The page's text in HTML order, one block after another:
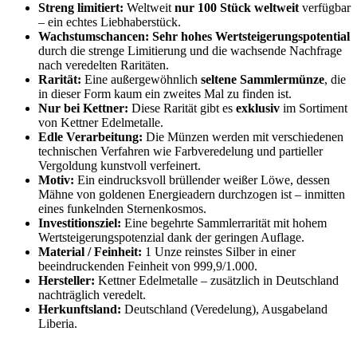
Streng limitiert: Weltweit nur 100 Stück weltweit verfügbar
– ein echtes Liebhaberstück.
Wachstumschancen: Sehr hohes Wertsteigerungspotential
durch die strenge Limitierung und die wachsende Nachfrage
nach veredelten Raritäten.
Rarität: Eine außergewöhnlich seltene Sammlermünze, die
in dieser Form kaum ein zweites Mal zu finden ist.
Nur bei Kettner: Diese Rarität gibt es exklusiv im Sortiment
von Kettner Edelmetalle.
Edle Verarbeitung: Die Münzen werden mit verschiedenen
technischen Verfahren wie Farbveredelung und partieller
Vergoldung kunstvoll verfeinert.
Motiv: Ein eindrucksvoll brüllender weißer Löwe, dessen
Mähne von goldenen Energieadern durchzogen ist – inmitten
eines funkelnden Sternenkosmos.
Investitionsziel: Eine begehrte Sammlerrarität mit hohem
Wertsteigerungspotenzial dank der geringen Auflage.
Material / Feinheit: 1 Unze reinstes Silber in einer
beeindruckenden Feinheit von 999,9/1.000.
Hersteller: Kettner Edelmetalle – zusätzlich in Deutschland
nachträglich veredelt.
Herkunftsland: Deutschland (Veredelung), Ausgabeland
Liberia.